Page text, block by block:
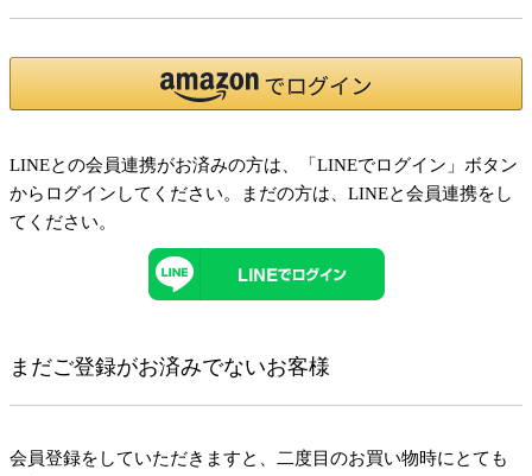
LINEとの会員連携がお済みの方は、「LINEでログイン」ボタン
からログインしてください。まだの方は、 LINEと会員連携をし
てください。
まだご登録がお済みでないお客様
会員登録をしていただきますと、二度目のお買い物時にとても